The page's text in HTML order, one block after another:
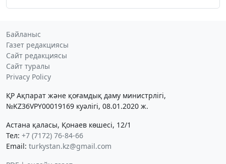
Байланыс
Газет редакциясы
Сайт редакциясы
Сайт туралы
Privacy Policy
ҚР Ақпарат және қоғамдық даму министрлігі,
№KZ36VPY00019169 куәлігі, 08.01.2020 ж.
Астана қаласы, Қонаев көшесі, 12/1
Тел: +7 (7172) 76-84-66
Email: turkystan.kz@gmail.com